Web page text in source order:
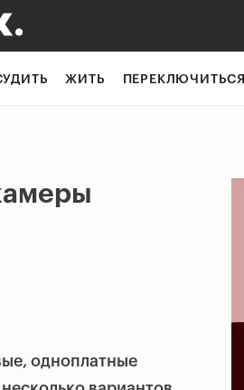
ЖИТЬ ПЕРЕКЛЮЧИТЬСЯ
одноплатные